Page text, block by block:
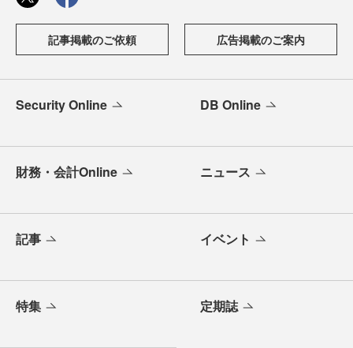
記事掲載のご依頼 広告掲載のご案内
Security Online DB Online
財務・会計Online ニュース
記事 イベント
特集 定期誌